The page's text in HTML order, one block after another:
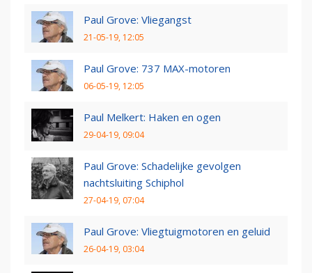
Paul Grove: Vliegangst
21-05-19, 12:05
Paul Grove: 737 MAX-motoren
06-05-19, 12:05
Paul Melkert: Haken en ogen
29-04-19, 09:04
Paul Grove: Schadelijke gevolgen
nachtsluiting Schiphol
27-04-19, 07:04
Paul Grove: Vliegtuigmotoren en geluid
26-04-19, 03:04